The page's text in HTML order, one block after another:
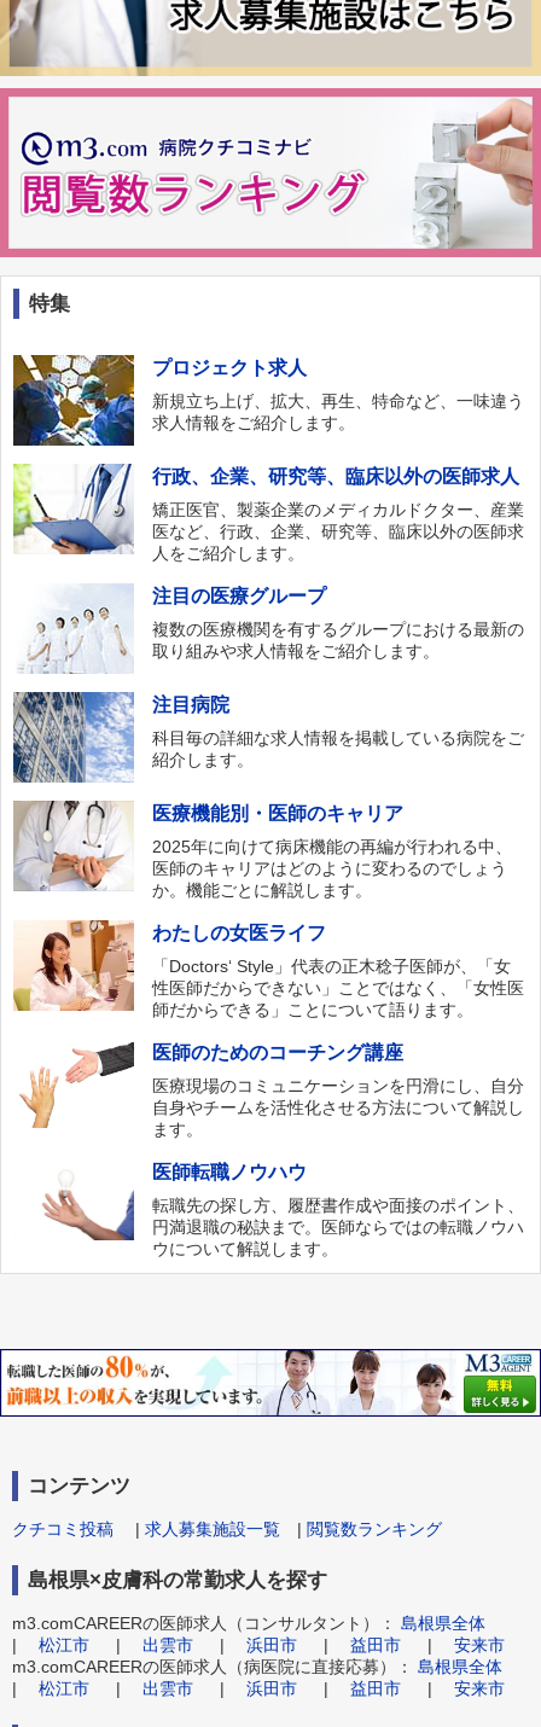
特集
プロジェクト求人
新規立ち上げ、拡大、再生、特命など、一味違う
求人情報をご紹介します。
行政、企業、研究等、臨床以外の医師求人
矯正医官、製薬企業のメディカルドクター、産業
医など、行政、企業、研究等、臨床以外の医師求
人をご紹介します。
注目の医療グループ
複数の医療機関を有するグループにおける最新の
取り組みや求人情報をご紹介します。
注目病院
科目毎の詳細な求人情報を掲載している病院をご
紹介します。
医療機能別・医師のキャリア
2025年に向けて病床機能の再編が行われる中、
医師のキャリアはどのように変わるのでしょう
か。機能ごとに解説します。
わたしの女医ライフ
「Doctors‘ Style」代表の正木稔子医師が、「女
性医師だからできない」ことではなく、「女性医
師だからできる」ことについて語ります。
医師のためのコーチング講座
医療現場のコミュニケーションを円滑にし、自分
自身やチームを活性化させる方法について解説し
ます。
医師転職ノウハウ
転職先の探し方、履歴書作成や面接のポイント、
円満退職の秘訣まで。医師ならではの転職ノウハ
ウについて解説します。
コンテンツ
クチコミ投稿 | 求人募集施設一覧 | 閲覧数ランキング
島根県×皮膚科の常勤求人を探す
m3.comCAREERの医師求人（コンサルタント）： 島根県全体
| 松江市 | 出雲市 | 浜田市 | 益田市 | 安来市
m3.comCAREERの医師求人（病医院に直接応募）： 島根県全体
| 松江市 | 出雲市 | 浜田市 | 益田市 | 安来市